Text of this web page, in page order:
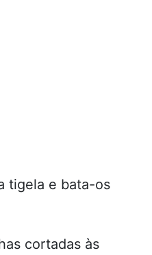
tigela e bata-os
cortadas às